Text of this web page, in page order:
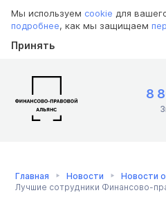
Мы используем cookie для
подробнее, как мы защищаем
Принять
8
Главная Новости
Новости
Лучшие сотрудники Финансово-